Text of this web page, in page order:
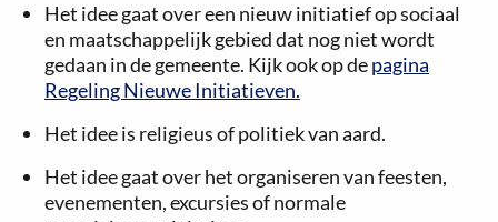
Het idee gaat over een nieuw initiatief op sociaal
en maatschappelijk gebied dat nog niet wordt
gedaan in de gemeente. Kijk ook op depagina
Regeling Nieuwe Initiatieven.
Het idee is religieus of politiek van aard.
Het idee gaat over het organiseren van feesten,
evenementen, excursies of normale